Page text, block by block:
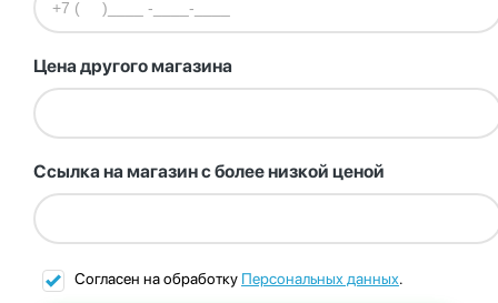
Цена другого магазина
Ссылка на магазин с более низкой ценой
Согласен на обработку Персональных данных.